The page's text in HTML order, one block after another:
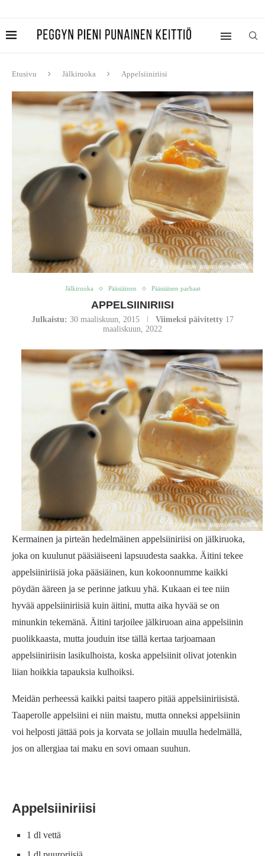
Etusivu Jälkiruoka Appelsiiniriisi
Jälkiruoka Pääsiäinen Pääsiäisen parhaat
APPELSIINIRIISI
Julkaistu: 30 maaliskuun, 2015 Viimeksi päivitetty 17
maaliskuun, 2022
Kermainen ja pirteän hedelmäinen appelsiiniriisi on jälkiruoka,
joka on kuulunut pääsiäiseeni lapsuudesta saakka. Äitini tekee
appelsiiniriisiä joka pääsiäinen, kun kokoonnumme kaikki
pöydän ääreen ja se perinne jatkuu yhä. Kukaan ei tee niin
hyvää appelsiiniriisiä kuin äitini, mutta aika hyvää se on
minunkin tekemänä. Äitini tarjoilee jälkiruoan aina appelsiinin
puolikkaasta, mutta jouduin itse tällä kertaa tarjoamaan
appelsiiniriisin lasikulhoista, koska appelsiinit olivat jotenkin
liian hoikkia tapauksia kulhoiksi.
Meidän perheessä kaikki paitsi taapero pitää appelsiiniriisistä.
Taaperolle appelsiini ei niin maistu, mutta onneksi appelsiinin
voi helposti jättää pois ja korvata se jollain muulla hedelmällä,
jos on allergiaa tai maku en sovi omaan suuhun.
Appelsiiniriisi
1 dl vettä